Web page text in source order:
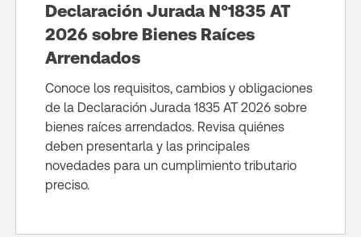
Declaración Jurada N°1835 AT
2026 sobre Bienes Raíces
Arrendados
Conoce los requisitos, cambios y obligaciones
de la Declaración Jurada 1835 AT 2026 sobre
bienes raíces arrendados. Revisa quiénes
deben presentarla y las principales
novedades para un cumplimiento tributario
preciso.